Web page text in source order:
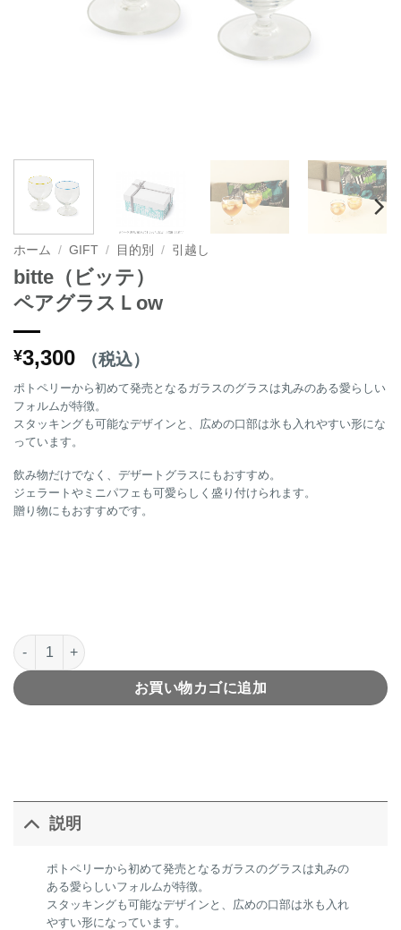
ホーム / GIFT / 目的別 / 引越し
bitte（ビッテ）
ペアグラスＬow
¥3,300 （税込）
ポトペリーから初めて発売となるガラスのグラスは丸みのある愛らしい
フォルムが特徴。
スタッキングも可能なデザインと、広めの口部は氷も入れやすい形にな
っています。
飲み物だけでなく、デザートグラスにもおすすめ。
ジェラートやミニパフェも可愛らしく盛り付けられます。
贈り物にもおすすめです。
bitte（ビッテ）ペアグラスＬow個
お買い物カゴに追加
説明
ポトペリーから初めて発売となるガラスのグラスは丸みの
ある愛らしいフォルムが特徴。
スタッキングも可能なデザインと、広めの口部は氷も入れ
やすい形になっています。